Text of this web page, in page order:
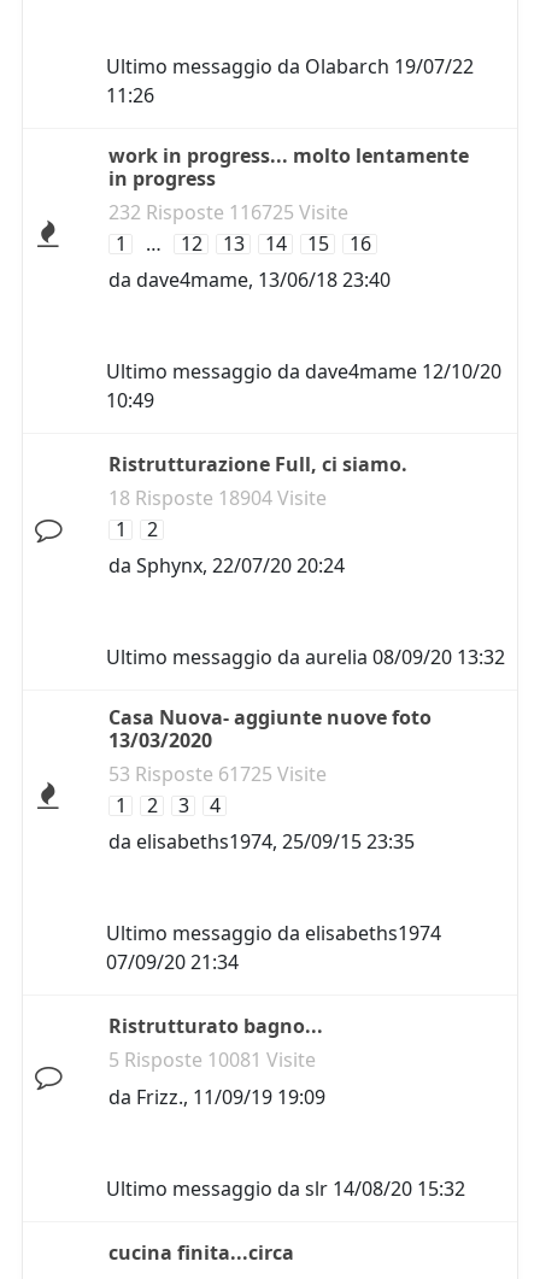
Ultimo messaggio da Olabarch 19/07/22
11:26
work in progress... molto lentamente
in progress
232 Risposte 116725 Visite
1
… 12 13 14 15
16
da dave4mame, 13/06/18 23:40
Ultimo messaggio da dave4mame 12/10/20
10:49
Ristrutturazione Full, ci siamo.
18 Risposte 18904 Visite
1
2
da Sphynx, 22/07/20 20:24
Ultimo messaggio da aurelia 08/09/20 13:32
Casa Nuova- aggiunte nuove foto
13/03/2020
53 Risposte 61725 Visite
1
2 3
4
da elisabeths1974, 25/09/15 23:35
Ultimo messaggio da elisabeths1974
07/09/20 21:34
Ristrutturato bagno...
5 Risposte 10081 Visite
da Frizz., 11/09/19 19:09
Ultimo messaggio da slr 14/08/20 15:32
cucina finita...circa